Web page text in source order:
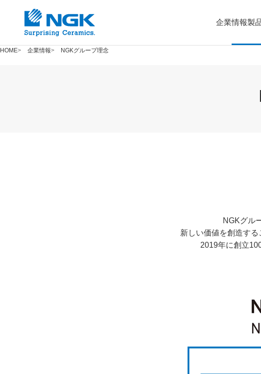
企業情報製
HOME 企業情報 NGKグループ理念
NGKグル
新しい価値を創造する
2019年に創立